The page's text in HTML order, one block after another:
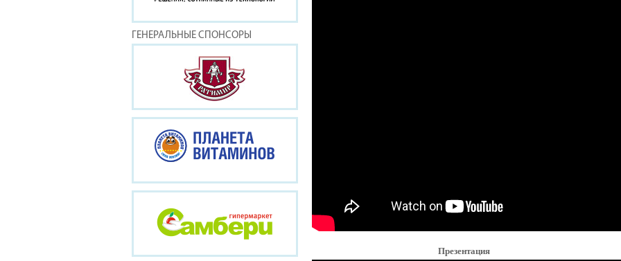
ГЕНЕРАЛЬНЫЕ СПОНСОРЫ
Презентация